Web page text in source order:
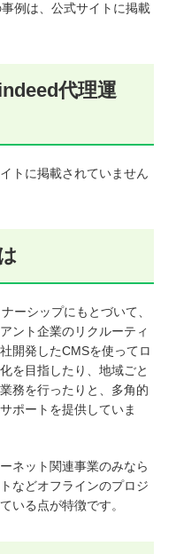
例は、公式サイトに掲載
代理運
トに掲載されていません
ーシップにもとづいて、
ント企業のリクルーティ
開発したCMSを使ってロ
を目指したり、地域ごと
務を行ったりと、多角的
ポートを提供していま
ネット関連事業のみなら
などオフラインのプロジ
いる点が特徴です。